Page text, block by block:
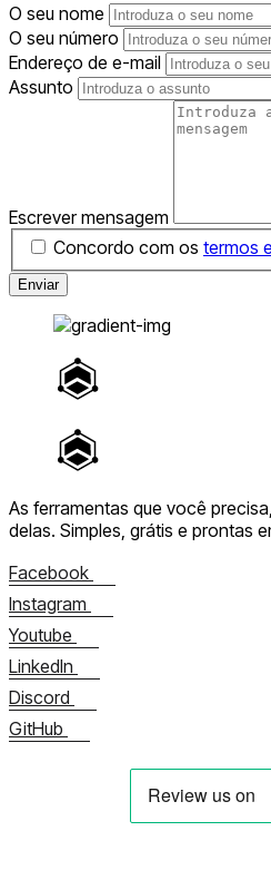
O seu nome
O seu número
Endereço de e-mail
Assunto
Escrever mensagem
Concordo com os termos
Enviar
As ferramentas que você
delas. Simples, grátis e prontas
Facebook
Instagram
Youtube
LinkedIn
Discord
GitHub